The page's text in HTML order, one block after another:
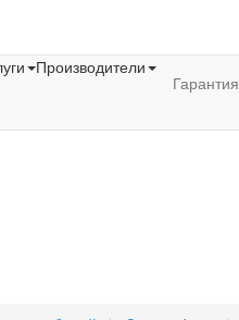
Производители
Гарантия